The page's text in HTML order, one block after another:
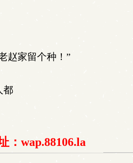
赵家留个种！”
都
：wap.88106.la